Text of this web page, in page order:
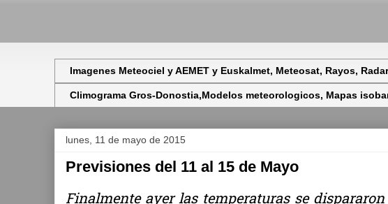
Imagenes Meteociel y AEMET y Euskalmet, Meteosat, Rayos,
Climograma Gros-Donostia,Modelos meteorologicos, Mapas
lunes, 11 de mayo de 2015
Previsiones del 11 al 15 de Mayo
Finalmente ayer las temperaturas se